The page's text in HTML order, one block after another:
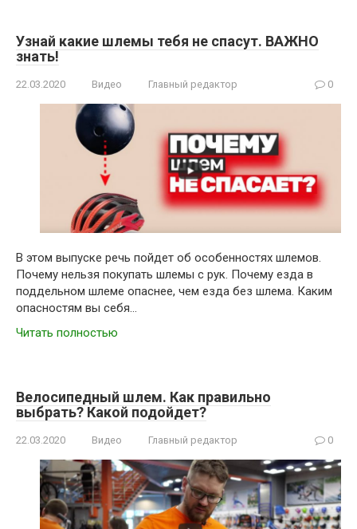
Узнай какие шлемы тебя не спасут. ВАЖНО
знать!
22.03.2020 Видео Главный редактор 0
В этом выпуске речь пойдет об особенностях шлемов.
Почему нельзя покупать шлемы с рук. Почему езда в
поддельном шлеме опаснее, чем езда без шлема. Каким
опасностям вы себя…
Читать полностью
Велосипедный шлем. Как правильно
выбрать? Какой подойдет?
22.03.2020 Видео Главный редактор 0